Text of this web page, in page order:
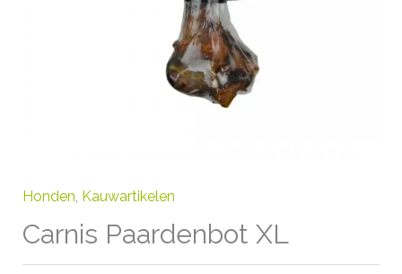
Honden, Kauwartikelen
Carnis Paardenbot XL